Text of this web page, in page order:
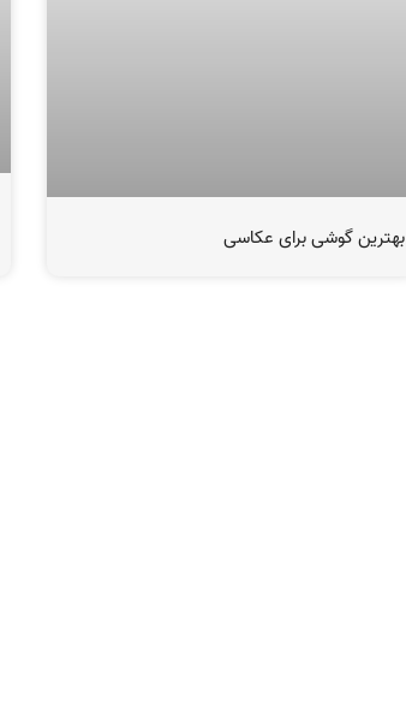
بهترین گوشی برای عکاسی